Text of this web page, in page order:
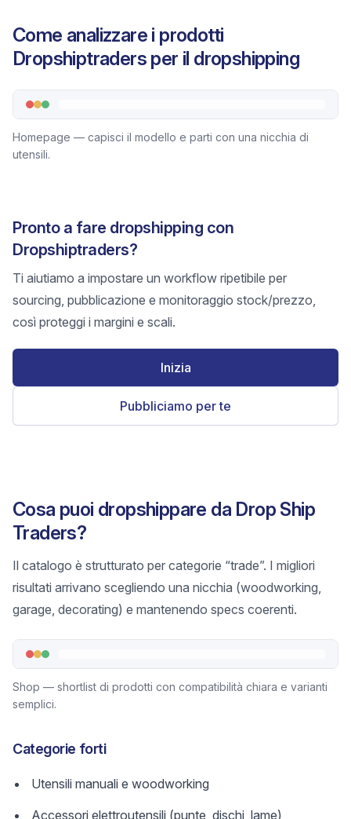
Come analizzare i prodotti
Dropshiptraders per il dropshipping
Homepage — capisci il modello e parti con una nicchia di
utensili.
Pronto a fare dropshipping con
Dropshiptraders?
Ti aiutiamo a impostare un workflow ripetibile per
sourcing, pubblicazione e monitoraggio stock/prezzo,
così proteggi i margini e scali.
Inizia
Pubbliciamo per te
Cosa puoi dropshippare da Drop Ship
Traders?
Il catalogo è strutturato per categorie “trade”. I migliori
risultati arrivano scegliendo una nicchia (woodworking,
garage, decorating) e mantenendo specs coerenti.
Shop — shortlist di prodotti con compatibilità chiara e varianti
semplici.
Categorie forti
Utensili manuali e woodworking
Accessori elettroutensili (punte, dischi, lame)